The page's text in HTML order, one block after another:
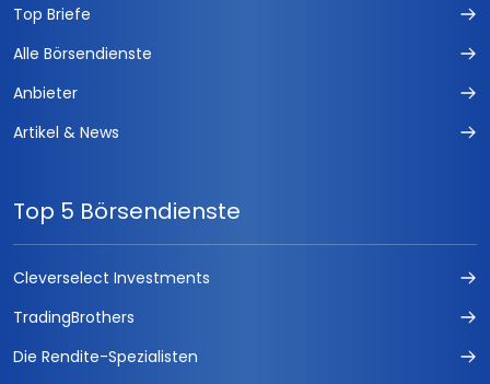
Top Briefe
Alle Börsendienste
Anbieter
Artikel & News
Top 5 Börsendienste
Cleverselect Investments
TradingBrothers
Die Rendite-Spezialisten